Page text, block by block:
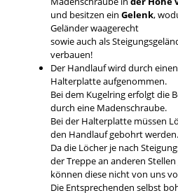
und besitzen ein Gelenk,
Geländer waagerecht
sowie auch als
verbauen!
Der Handlauf wird durch
Halterplatte aufgenommen.
Bei dem Kugelring erfolgt die
durch eine Madenschraube.
Bei der Halterplatte müssen
den Handlauf gebohrt werden.
Da die Löcher je nach
der Treppe an anderen
können diese nicht von uns
Die Entsprechenden selbst